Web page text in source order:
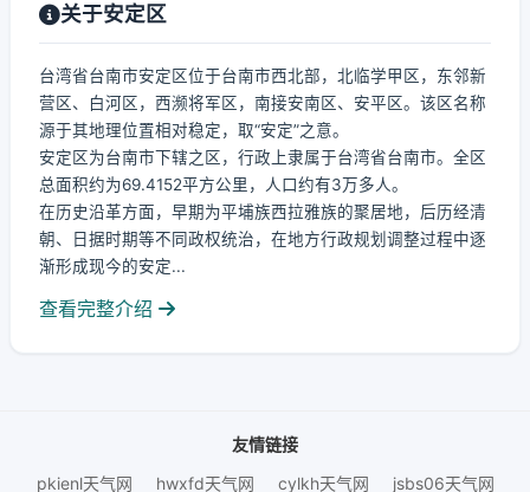
关于安定区
台湾省台南市安定区位于台南市西北部，北临学甲区，东邻新
营区、白河区，西濒将军区，南接安南区、安平区。该区名称
源于其地理位置相对稳定，取“安定”之意。
安定区为台南市下辖之区，行政上隶属于台湾省台南市。全区
总面积约为69.4152平方公里，人口约有3万多人。
在历史沿革方面，早期为平埔族西拉雅族的聚居地，后历经清
朝、日据时期等不同政权统治，在地方行政规划调整过程中逐
渐形成现今的安定...
查看完整介绍
友情链接
pkienl天气网
hwxfd天气网 cylkh天气网 jsbs06天气网